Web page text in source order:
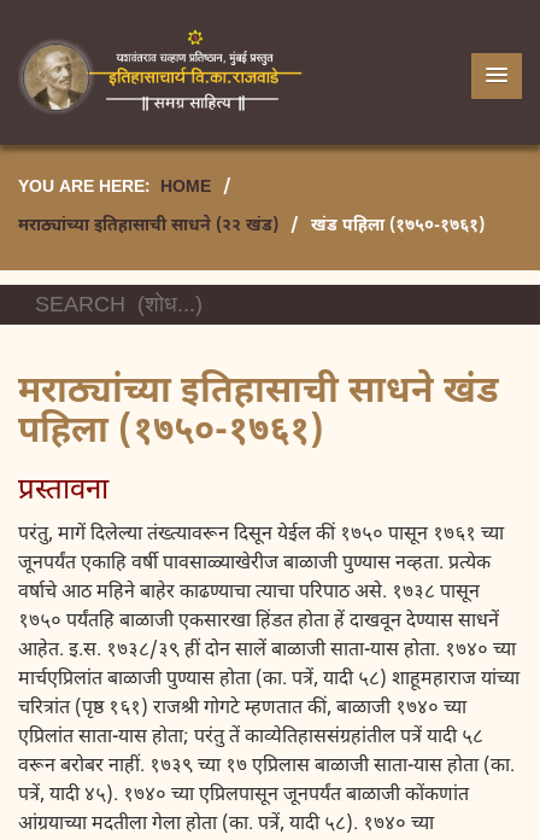
YOU ARE HERE: HOME /
मराठ्यांच्या इतिहासाची साधने (२२ खंड) / खंड पहिला (१७५०-१७६१)
मराठ्यांच्या इतिहासाची साधने खंड
पहिला (१७५०-१७६१)
प्रस्तावना
परंतु, मागें दिलेल्या तंख्त्यावरून दिसून येईल कीं १७५० पासून १७६१ च्या
जूनपर्यंत एकाहि वर्षी पावसाळ्याखेरीज बाळाजी पुण्यास नव्हता. प्रत्येक
वर्षाचे आठ महिने बाहेर काढण्याचा त्याचा परिपाठ असे. १७३८ पासून
१७५० पर्यंतहि बाळाजी एकसारखा हिंडत होता हें दाखवून देण्यास साधनें
आहेत. इ.स. १७३८/३९ हीं दोन सालें बाळाजी साता-यास होता. १७४० च्या
मार्चएप्रिलांत बाळाजी पुण्यास होता (का. पत्रें, यादी ५८) शाहूमहाराज यांच्या
चरित्रांत (पृष्ठ १६१) राजश्री गोगटे म्हणतात कीं, बाळाजी १७४० च्या
एप्रिलांत साता-यास होता; परंतु तें काव्येतिहाससंग्रहांतील पत्रें यादी ५८
वरून बरोबर नाहीं. १७३९ च्या १७ एप्रिलास बाळाजी साता-यास होता (का.
पत्रें, यादी ४५). १७४० च्या एप्रिलपासून जूनपर्यंत बाळाजी कोंकणांत
आंग्रयाच्या मदतीला गेला होता (का. पत्रें, यादी ५८). १७४० च्या